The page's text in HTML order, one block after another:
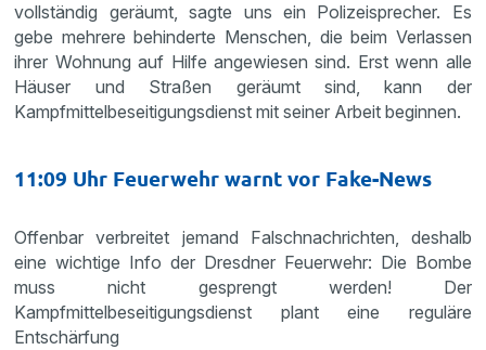
vollständig geräumt, sagte uns ein Polizeisprecher. Es
gebe mehrere behinderte Menschen, die beim Verlassen
ihrer Wohnung auf Hilfe angewiesen sind. Erst wenn alle
Häuser und Straßen geräumt sind, kann der
Kampfmittelbeseitigungsdienst mit seiner Arbeit beginnen.
11:09 Uhr Feuerwehr warnt vor Fake-News
Offenbar verbreitet jemand Falschnachrichten, deshalb
eine wichtige Info der Dresdner Feuerwehr: Die Bombe
muss nicht gesprengt werden! Der
Kampfmittelbeseitigungsdienst plant eine reguläre
Entschärfung